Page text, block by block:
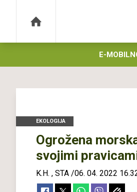
E-
EKOLOGIJA
Ogrožena
svojimi
K.H. , STA /06. 04. 2022